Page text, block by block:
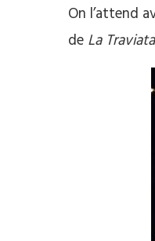
On l’attend
de La Traviata